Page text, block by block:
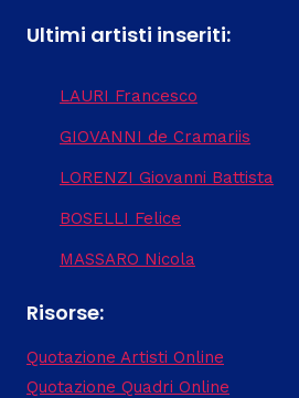
Ultimi artisti inseriti:
LAURI Francesco
GIOVANNI de Cramariis
LORENZI Giovanni Battista
BOSELLI Felice
MASSARO Nicola
Risorse:
Quotazione Artisti Online
Quotazione Quadri Online